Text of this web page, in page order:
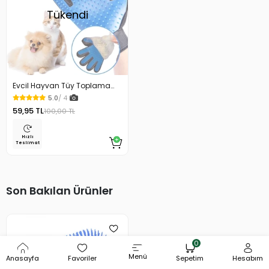
Anasayfa Favoriler Menü
0
Sepetim
Hesabım
Tükendi
Evcil Hayvan Tüy Toplama
Eldiveni Mavi
5.0/ 4
59,95 TL100,00 TL
Hızlı
Teslimat
Son Bakılan Ürünler